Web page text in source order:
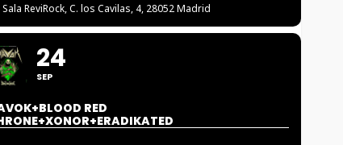
Sala ReviRock, C. los Cavilas, 4, 28052 Madrid
24
SEP
RED